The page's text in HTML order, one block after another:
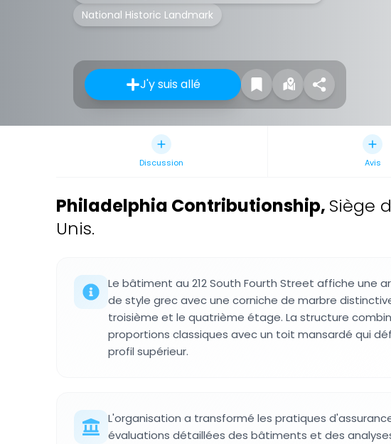
National Historic Landmark
J'y suis allé
Discussion Avis
Philadelphia Contributionship, Siège
Unis.
Le bâtiment au 212 South Fourth Street affiche une
de style grec avec une corniche de marbre
troisième et le quatrième étage. La structure
proportions classiques avec un toit mansardé qui
profil supérieur.
L'organisation a transformé les pratiques
évaluations détaillées des bâtiments et des